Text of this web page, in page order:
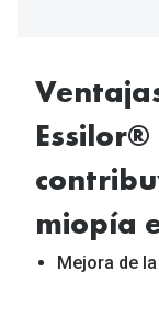
miopía
Mejora de